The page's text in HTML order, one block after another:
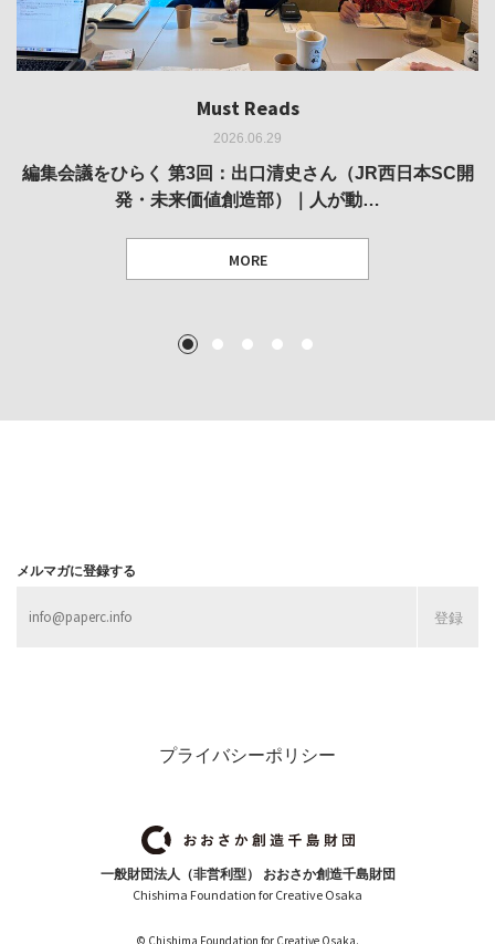
Must Reads
2026.06.29
編集会議をひらく 第3回：出口清史さん（JR西日本SC開
発・未来価値創造部）｜人が動…
MORE
Must Reads
2026.05.14
REVIEW｜果たして美術家・梅津庸一は、「大阪のゆかり
作家」となることができたのか…
Must Reads
2026.03.11
REPORT｜博覧会の残像
MORE
Must Reads
2026.02.25
REVIEW｜菊池聡太朗 個展「余りの風景」
MORE
Must Reads
2025.10.01
REVIEW｜生の存在証明としての線——「ライフライン」
展
1 2 3 4 5
メルマガに登録する
プライバシーポリシー
一般財団法人（非営利型） おおさか創造千島財団
Chishima Foundation for Creative Osaka